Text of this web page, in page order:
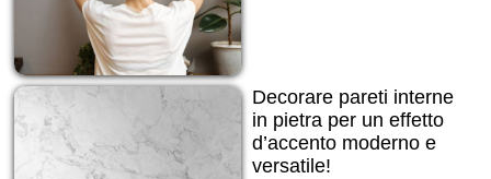
Decorare pareti interne
in pietra per un effetto
d’accento moderno e
versatile!